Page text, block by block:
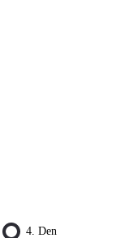
4. Den